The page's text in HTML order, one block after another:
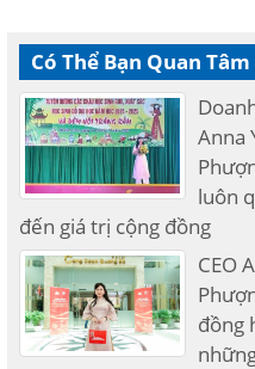
Có Thể Bạn Quan Tâm
Anna
luôn
đến giá trị cộng đồng
CEO
đồng